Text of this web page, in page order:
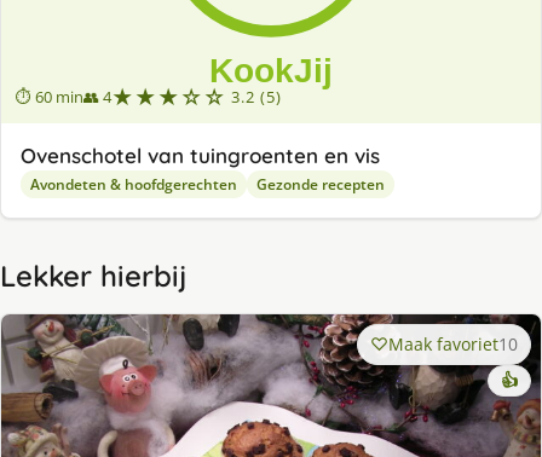
⏱ 60 min👥 4★★★☆☆ 3.2 (5)
Ovenschotel van tuingroenten en vis
Avondeten & hoofdgerechten Gezonde recepten
Lekker hierbij
Maak favoriet10
👍